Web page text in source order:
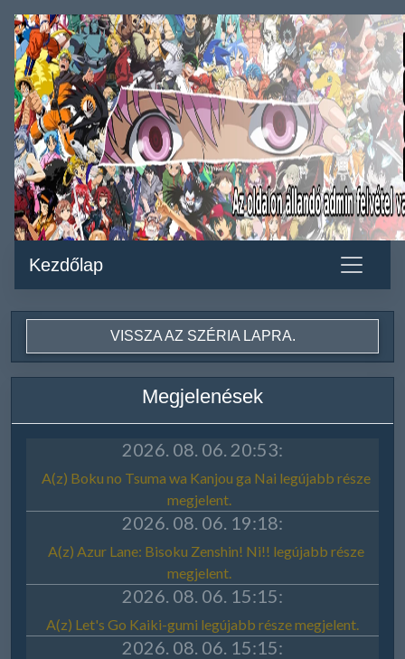
Kezdőlap
VISSZA AZ SZÉRIA LAPRA.
Megjelenések